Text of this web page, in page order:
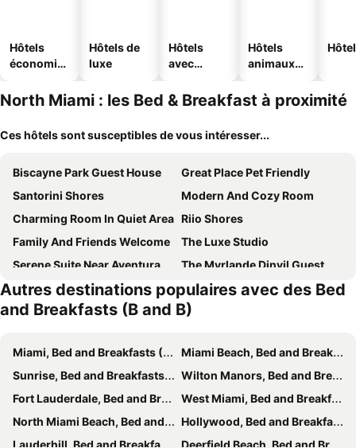
Hôtels
économiq
Hôtels de
luxe
Hôtels
avec
Hôtels
animaux
North Miami : les Bed & Breakfast à proximité
Ces hôtels sont susceptibles de vous intéresser...
Biscayne Park Guest House
Great Place Pet Friendly
Santorini Shores
Modern And Cozy Room
Charming Room In Quiet Area Riio Shores
Family And Friends Welcome
The Luxe Studio
Serene Suite Near Aventura
The Myrlande Dinvil Guest Suite
El Rincon De Tati
Healing Minds Home
Casa Rosa Wynwood
Layover Miami International Airport
Santorini Hollywood
The Copper Door B&b
Casadonnas Master Suite
Villa Venezia BB
Miami Beach Rooms B&B
Blue Little Havana
Azucar Miami
Tiny-brand New Bedroom And Bathroom, Totally Private, With Ac In Sunny Miami E1
Autres destinations populaires avec des Bed
and Breakfasts (B and B)
Miami, Bed and Breakfasts (B and B)
Miami Beach, Bed and Breakfasts (B and B)
Sunrise, Bed and Breakfasts (B and B)
Wilton Manors, Bed and Breakfasts (B and B)
Fort Lauderdale, Bed and Breakfasts (B and B)
West Miami, Bed and Breakfasts (B and B)
North Miami Beach, Bed and Breakfasts (B and B)
Hollywood, Bed and Breakfasts (B and B)
Lauderhill, Bed and Breakfasts (B and B)
Deerfield Beach, Bed and Breakfasts (B and B)